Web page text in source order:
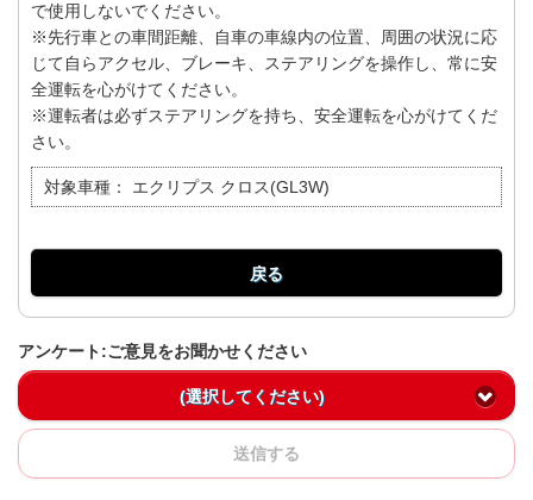
で使用しないでください。
※先行車との車間距離、自車の車線内の位置、周囲の状況に応
じて自らアクセル、ブレーキ、ステアリングを操作し、常に安
全運転を心がけてください。
※運転者は必ずステアリングを持ち、安全運転を心がけてくだ
さい。
対象車種： エクリプス クロス(GL3W)
戻る
アンケート:ご意見をお聞かせください
(選択してください)
送信する